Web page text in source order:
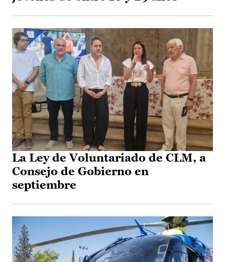
La Ley de Voluntariado de CLM, a
Consejo de Gobierno en
septiembre